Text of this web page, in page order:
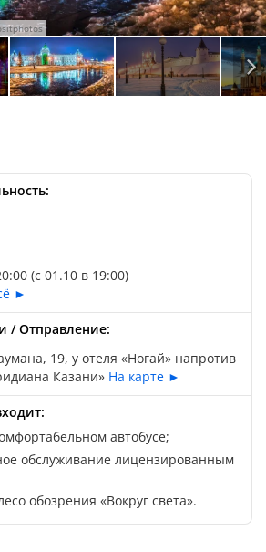
(с 01.10 в 19:00)
►
/ Отправление:
19, у отеля «Ногай» напротив
Казани» На карте ►
автобусе;
обслуживание лицензированным
обозрения «Вокруг света».